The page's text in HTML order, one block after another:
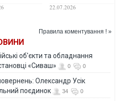
Мадяра: хоче
22.07.2026
Правила коментування ! »
об'єкти та обладнання
«Сиваш»
0 0
Олександр Усік
поєдинок
34 0